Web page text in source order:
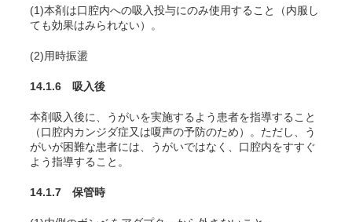
(1)本剤は口腔内への吸入投与にのみ使用すること（内服し
ても効果はみられない）。
(2)用時振盪
14.1.6 吸入後
本剤吸入後に、うがいを実施するよう患者を指導すること
（口腔内カンジダ症又は嗄声の予防のため）。ただし、う
がいが困難な患者には、うがいではなく、口腔内をすすぐ
よう指導すること。
14.1.7 保管時